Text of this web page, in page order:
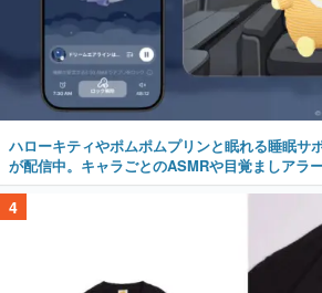
ハローキティやポムポムプリンと眠れる睡眠サ
が配信中。キャラごとのASMRや目覚ましアラ
4